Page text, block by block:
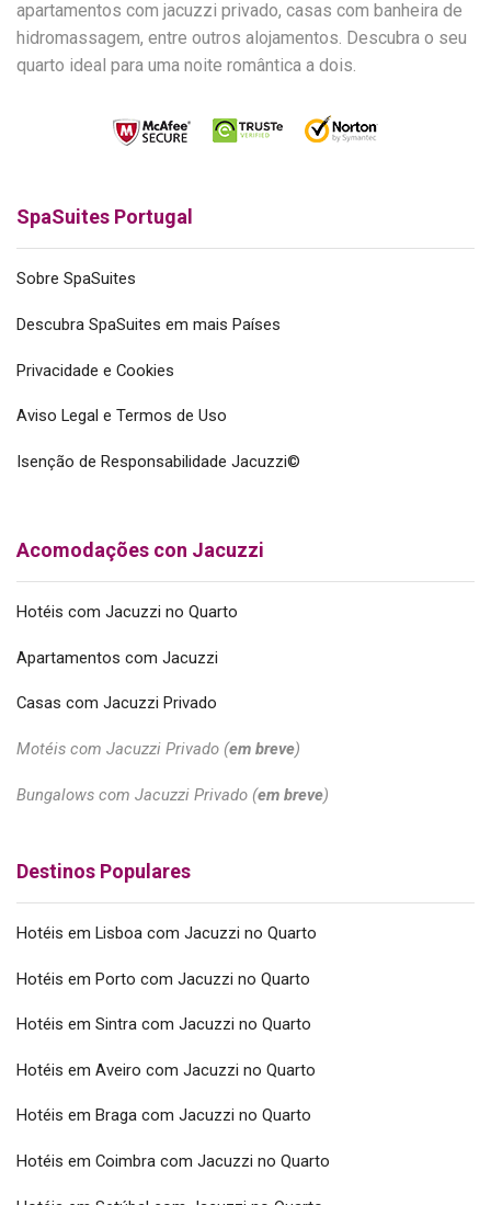
apartamentos com jacuzzi privado, casas com banheira de
hidromassagem, entre outros alojamentos. Descubra o seu
quarto ideal para uma noite romântica a dois.
SpaSuites Portugal
Sobre SpaSuites
Descubra SpaSuites em mais Países
Privacidade e Cookies
Aviso Legal e Termos de Uso
Isenção de Responsabilidade Jacuzzi©
Acomodações con Jacuzzi
Hotéis com Jacuzzi no Quarto
Apartamentos com Jacuzzi
Casas com Jacuzzi Privado
Motéis com Jacuzzi Privado (em breve)
Bungalows com Jacuzzi Privado (em breve)
Destinos Populares
Hotéis em Lisboa com Jacuzzi no Quarto
Hotéis em Porto com Jacuzzi no Quarto
Hotéis em Sintra com Jacuzzi no Quarto
Hotéis em Aveiro com Jacuzzi no Quarto
Hotéis em Braga com Jacuzzi no Quarto
Hotéis em Coimbra com Jacuzzi no Quarto